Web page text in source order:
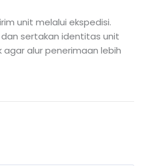
unit melalui ekspedisi.
sertakan identitas unit
alur penerimaan lebih